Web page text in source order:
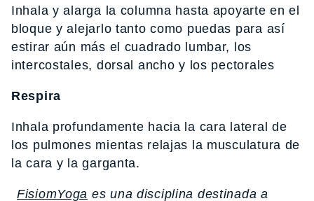
Inhala y alarga la columna hasta apoyarte en el
bloque y alejarlo tanto como puedas para así
estirar aún más el cuadrado lumbar, los
intercostales, dorsal ancho y los pectorales
Respira
Inhala profundamente hacia la cara lateral de
los pulmones mientas relajas la musculatura de
la cara y la garganta.
FisiomYoga es una disciplina destinada a